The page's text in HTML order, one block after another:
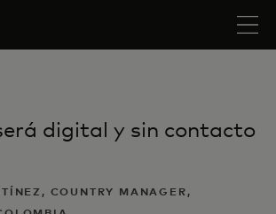
digital y sin contacto
COUNTRY MANAGER,